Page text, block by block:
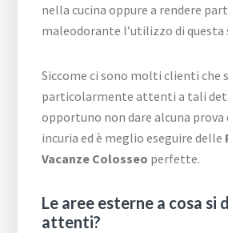
nella cucina oppure a rendere
maleodorante l’utilizzo di
Siccome ci sono molti clienti che
particolarmente attenti a tali
opportuno non dare alcuna
incuria ed è meglio eseguire delle
Vacanze Colosseo perfette.
Le aree esterne a cosa si
attenti?